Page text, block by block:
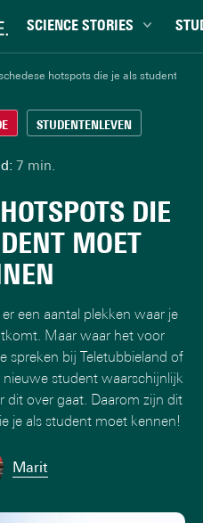
SCIENCE STORIES
Chiptechnologie
Gedrag & samenleving
Gezondheid
Natuurkunde & materialen
Robotica
Veiligheid
Master
hotspots die je als student
7 min.
STUDENTENLEVEN
DIE
MOET
een aantal plekken waar je
Maar waar het voor
spreken bij Teletubbieland of
nieuwe student waarschijnlijk
dit over gaat. Daarom zijn dit
je als student moet kennen!
Marit